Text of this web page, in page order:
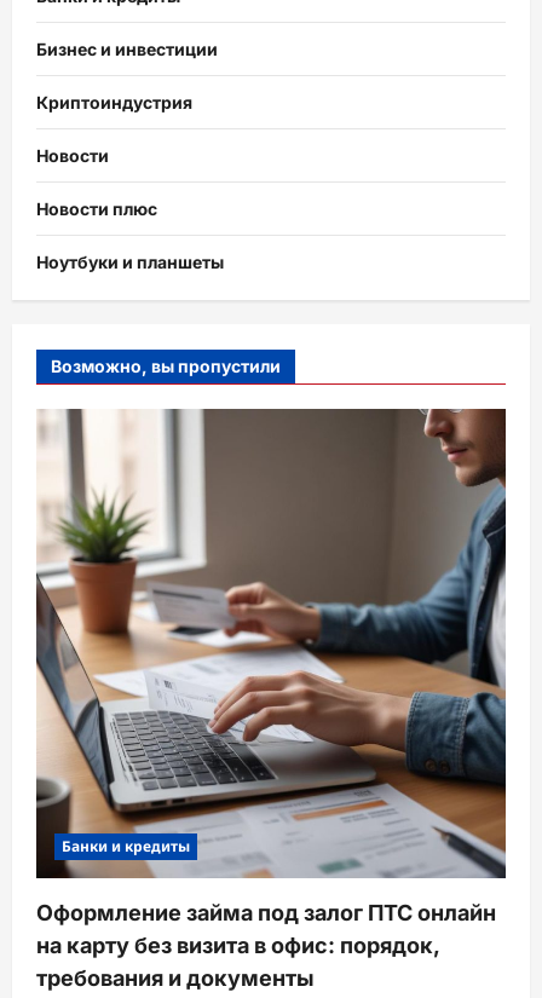
Бизнес и инвестиции
Криптоиндустрия
Новости
Новости плюс
Ноутбуки и планшеты
Возможно, вы пропустили
Банки и кредиты
Оформление займа под залог ПТС онлайн
на карту без визита в офис: порядок,
требования и документы